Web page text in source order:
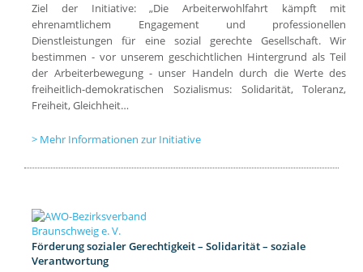
Ziel der Initiative: „Die Arbeiterwohlfahrt kämpft mit
ehrenamtlichem Engagement und professionellen
Dienstleistungen für eine sozial gerechte Gesellschaft. Wir
bestimmen - vor unserem geschichtlichen Hintergrund als Teil
der Arbeiterbewegung - unser Handeln durch die Werte des
freiheitlich-demokratischen Sozialismus: Solidarität, Toleranz,
Freiheit, Gleichheit…
Mehr Informationen zur Initiative
Förderung sozialer Gerechtigkeit – Solidarität – soziale
Verantwortung